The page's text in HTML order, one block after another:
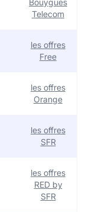
Bouygues
Telecom
les offres
Free
les offres
Orange
les offres
SFR
les offres
RED by
SFR